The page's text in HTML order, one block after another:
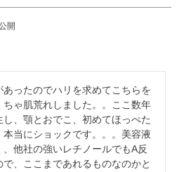
開
ったのでハリを求めてこちらを
ゃ肌荒れしました。。ここ数年
、顎とおでこ、初めてほっぺた
当にショックです。。。美容液
他社の強いレチノールでもA反
、ここまであれるものなのかと